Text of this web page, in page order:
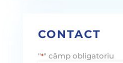
CONTACT
"*" câmp obligatoriu